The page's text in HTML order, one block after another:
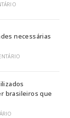
necessárias
brasileiros que